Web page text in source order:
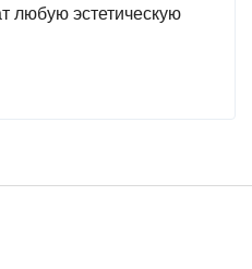
любую эстетическую